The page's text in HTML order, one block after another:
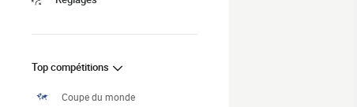
Top compétitions
Coupe du monde